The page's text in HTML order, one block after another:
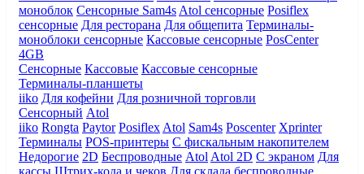
моноблок Сенсорные Sam4s Atol сенсорные Posiflex
сенсорные Для ресторана Для общепита Терминалы-
моноблоки сенсорные Кассовые сенсорные PosCenter
4GB
Сенсорные Кассовые Кассовые сенсорные
Терминалы-планшеты
iiko Для кофейни Для розничной торговли
Сенсорный Atol
iiko Rongta Paytor Posiflex Atol Sam4s Poscenter Xprinter
Терминалы POS-принтеры С фискальным накопителем
Недорогие 2D Беспроводные Atol Atol 2D С экраном Для
кассы Штрих-кода и чеков Для склада беспроводные